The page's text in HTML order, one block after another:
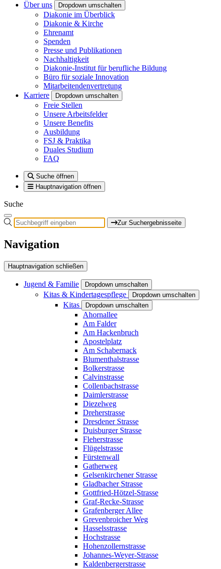
Über uns
Dropdown umschalten
Diakonie im Überblick
Diakonie & Kirche
Ehrenamt
Spenden
Presse und Publikationen
Nachhaltigkeit
Diakonie-Institut für berufliche Bildung
Büro für soziale Innovation
Mitarbeitendenvertretung
Karriere
Dropdown umschalten
Freie Stellen
Unsere Arbeitsfelder
Unsere Benefits
Ausbildung
FSJ & Praktika
Duales Studium
FAQ
Suche öffnen
Hauptnavigation öffnen
Suche
Zur Suchergebnisseite
Navigation
Hauptnavigation schließen
Jugend & Familie Dropdown umschalten
Kitas & Kindertagespflege Dropdown umschalten
Kitas Dropdown umschalten
Ahornallee
Am Falder
Am Hackenbruch
Apostelplatz
Am Schabernack
Blumenthalstrasse
Bolkerstrasse
Calvinstrasse
Collenbachstrasse
Daimlerstrasse
Diezelweg
Dreherstrasse
Dresdener Strasse
Duisburger Strasse
Fleherstrasse
Flügelstrasse
Fürstenwall
Gatherweg
Gelsenkirchener Strasse
Gladbacher Strasse
Gottfried-Hötzel-Strasse
Graf-Recke-Strasse
Grafenberger Allee
Grevenbroicher Weg
Hasselsstrasse
Hochstrasse
Hohenzollernstrasse
Johannes-Weyer-Strasse
Kaldenbergerstrasse